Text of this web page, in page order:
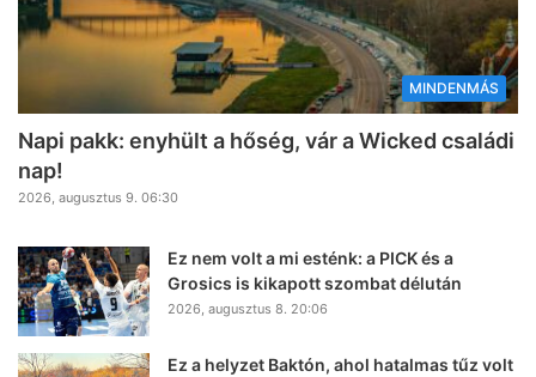
MINDENMÁS
Napi pakk: enyhült a hőség, vár a Wicked családi
nap!
2026, augusztus 9. 06:30
Ez nem volt a mi esténk: a PICK és a
Grosics is kikapott szombat délután
2026, augusztus 8. 20:06
Ez a helyzet Baktón, ahol hatalmas tűz volt